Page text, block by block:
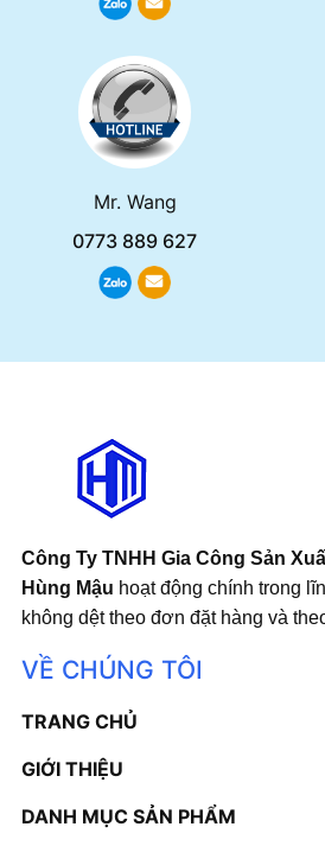
Mr. Wang
0773 889 627
Công Ty TNHH Gia Công Sản
Hùng Mậu hoạt động chính trong
không dệt theo đơn đặt hàng và
VỀ CHÚNG TÔI
TRANG CHỦ
GIỚI THIỆU
DANH MỤC SẢN PHẨM